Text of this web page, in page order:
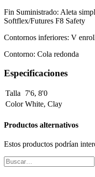
Fin Suministrado: Aleta
Softflex/Futures F8 Safety
Contornos inferiores: V
Contorno: Cola redonda
Especificaciones
Talla 7'6, 8'0
Color White, Clay
Productos alternativos
Estos productos podrían